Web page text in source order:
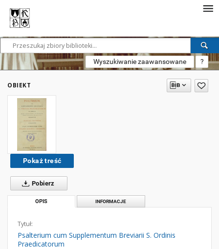
Wyszukiwanie zaawansowane ?
OBIEKT
Pokaż treść
Pobierz
OPIS INFORMACJE
Tytuł:
Psalterium cum Supplementum Breviarii S. Ordinis
Praedicatorum